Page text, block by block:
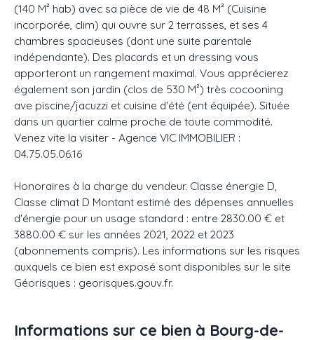
(140 M² hab) avec sa pièce de vie de 48 M² (Cuisine
incorporée, clim) qui ouvre sur 2 terrasses, et ses 4
chambres spacieuses (dont une suite parentale
indépendante). Des placards et un dressing vous
apporteront un rangement maximal. Vous apprécierez
également son jardin (clos de 530 M²) très cocooning
ave piscine/jacuzzi et cuisine d'été (ent équipée). Située
dans un quartier calme proche de toute commodité.
Venez vite la visiter - Agence VIC IMMOBILIER :
04.75.05.06.16
Honoraires à la charge du vendeur. Classe énergie D,
Classe climat D Montant estimé des dépenses annuelles
d'énergie pour un usage standard : entre 2830.00 € et
3880.00 € sur les années 2021, 2022 et 2023
(abonnements compris). Les informations sur les risques
auxquels ce bien est exposé sont disponibles sur le site
Géorisques : georisques.gouv.fr.
Informations sur ce bien à Bourg-de-